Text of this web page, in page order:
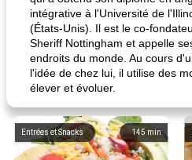
intégrative à l'Université de
(États-Unis). Il est le co-
Sheriff Nottingham et appelle
endroits du monde. Au cours
l'idée de chez lui, il utilise des
élever et évoluer.
145 min
Entrées et Snacks